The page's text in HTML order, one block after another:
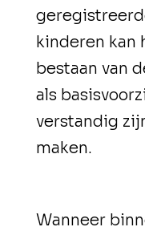
kinderen kan
bestaan van
als
verstandig
maken.
Wanneer